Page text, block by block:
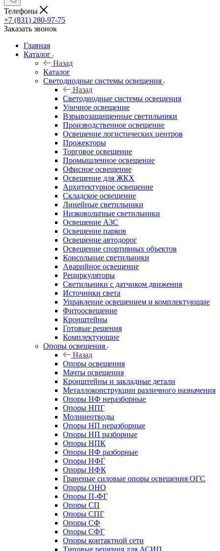
Телефоны
+7 (831) 280-97-75
Заказать звонок
Главная
Каталог
Назад
Каталог
Светодиодные системы освещения
Назад
Светодиодные системы освещения
Уличное освещение
Взрывозащищенные светильники
Производственное освещение
Освещение логистических центров
Прожекторы
Торговое освещение
Промышленное освещение
Офисное освещение
Освещение для ЖКХ
Архитектурное освещение
Складское освещение
Линейные светильники
Низковольтные светильники
Освещение АЗС
Освещение парков
Освещение автодорог
Освещение спортивных объектов
Консольные светильники
Аварийное освещение
Рециркуляторы
Светильники с датчиком движения
Источники света
Управление освещением и комплектующие
Фитоосвещение
Кронштейны
Готовые решения
Комплектующие
Опоры освещения
Назад
Опоры освещения
Мачты освещения
Кронштейны и закладные детали
Металлоконструкции различного назначения
Опоры НФ неразборные
Опоры НПГ
Молниеотводы
Опоры НП неразборные
Опоры НП разборные
Опоры НПК
Опоры НФ разборные
Опоры НФГ
Опоры НФК
Граненые силовые опоры освещения ОГС
Опоры ОНО
Опоры П-ФГ
Опоры СП
Опоры СПГ
Опоры СФ
Опоры СФГ
Опоры контактной сети
Типовые решения для АСИП